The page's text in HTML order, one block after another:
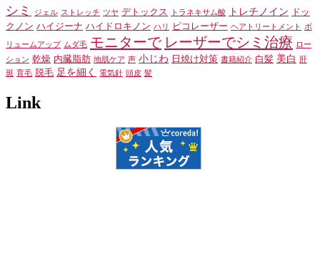
シミ ジェル ストレッチ ツヤ デトックス トラネキサム酸 トレチノイン
ドッ
クノン ハイジーナ ハイドロキノン ハリ ピコレーザー ヘアトリートメント ボ
リュームアップ ムダ毛 モニターで レーザーでシミ治療
ロー
ション 乾燥 内臓脂肪 地肌ケア 声 小じわ 日焼け対策 書籍紹介 白髪 美白
肝
斑 育毛 脱毛 足を細く 電気針 頭皮 髪
Link